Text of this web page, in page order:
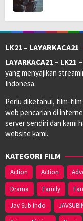
LK21 – LAYARKACA21
LAYARKACA21 – LK21
yang menyajikan
Indonesa.
Perlu diketahui, film-
web pencarian di
server sendiri dan kami
website kami.
KATEGORI FILM
Action Action
Drama
Family
Jav Sub Indo